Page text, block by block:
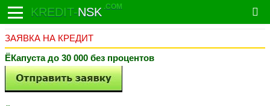
KREDIT-NSK .COM
ЗАЯВКА НА КРЕДИТ
ЁКапуста до 30 000 без процентов